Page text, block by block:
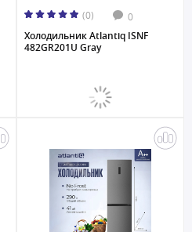
(0) 0
Холодильник Atlantiq ISNF
482GR201U Gray